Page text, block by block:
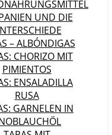
UND DIE
– ALBÓNDIGAS
CHORIZO MIT
PIMIENTOS
ENSALADILLA
RUSA
GARNELEN IN